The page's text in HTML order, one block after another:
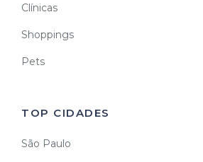
Clínicas
Shoppings
Pets
TOP CIDADES
São Paulo